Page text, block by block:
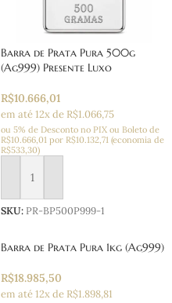
Barra de Prata Pura 500g
(Ag999) Presente Luxo
R$10.666,01
em até 12x de R$1.066,75
ou 5% de Desconto no PIX ou Boleto de
R$10.666,01 por R$10.132,71 (economia de
R$533,30)
Adicionar ao carrinho
SKU: PR-BP500P999-1
Barra de Prata Pura 1kg (Ag999)
R$18.985,50
em até 12x de R$1.898,81